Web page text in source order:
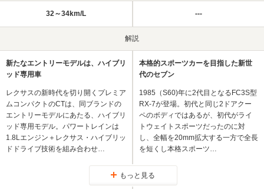
32～34km/L ---
解説
新たなエントリーモデルは、ハイブリ
ッド専用車
レクサスの新時代を切り開くプレミア
ムコンパクトのCTは、同ブランドの
エントリーモデルにあたる、ハイブリ
ッド専用モデル。パワートレインは
1.8Lエンジン＋レクサス・ハイブリッ
ドドライブ技術を組み合わせ…
本格的スポーツカーを目指した新世
代のセブン
1985（S60)年に2代目となるFC3S型
RX-7が登場。初代と同じ2ドアクー
ペのボディではあるが、初代がライ
トウェイトスポーツだったのに対
し、全幅を20mm拡大する一方で全長
を短くし本格スポーツ…
もっと見る